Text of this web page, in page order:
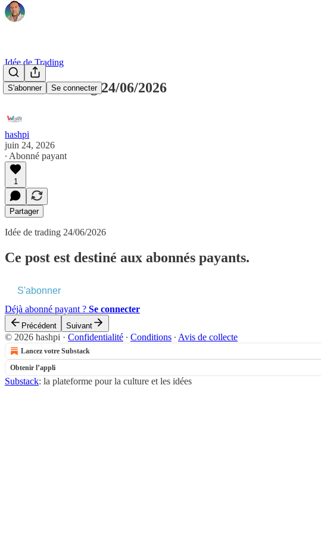
S'abonner Se connecter
Idée de Trading
Idée de trading 24/06/2026
hashpi
juin 24, 2026
∙ Abonné payant
1
Partager
Idée de trading 24/06/2026
Ce post est destiné aux abonnés payants.
S'abonner
Déjà abonné payant ? Se connecter
Précédent Suivant
© 2026 hashpi · Confidentialité ∙ Conditions ∙ Avis de collecte
Lancez votre Substack
Obtenir l’appli
Substack: la plateforme pour la culture et les idées